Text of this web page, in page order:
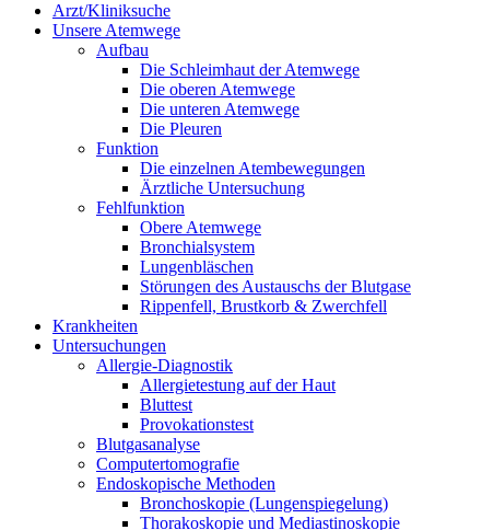
Arzt/Kliniksuche
Unsere Atemwege
Aufbau
Die Schleimhaut der Atemwege
Die oberen Atemwege
Die unteren Atemwege
Die Pleuren
Funktion
Die einzelnen Atembewegungen
Ärztliche Untersuchung
Fehlfunktion
Obere Atemwege
Bronchialsystem
Lungenbläschen
Störungen des Austauschs der Blutgase
Rippenfell, Brustkorb & Zwerchfell
Krankheiten
Untersuchungen
Allergie-Diagnostik
Allergietestung auf der Haut
Bluttest
Provokationstest
Blutgasanalyse
Computertomografie
Endoskopische Methoden
Bronchoskopie (Lungenspiegelung)
Thorakoskopie und Mediastinoskopie